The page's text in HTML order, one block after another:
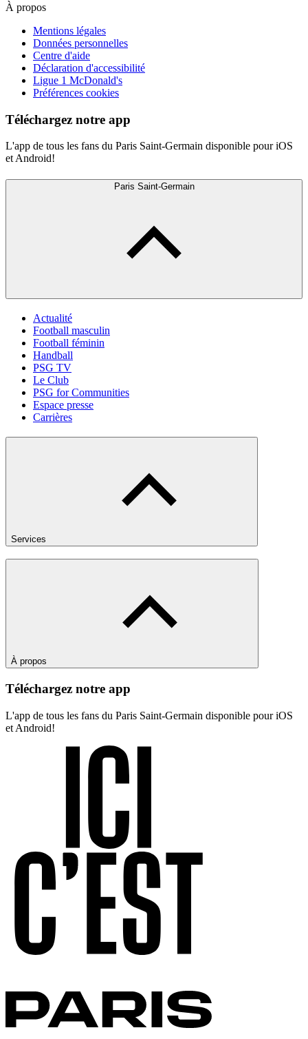
À propos
Mentions légales
Données personnelles
Centre d'aide
Déclaration d'accessibilité
Ligue 1 McDonald's
Préférences cookies
Téléchargez notre app
L'app de tous les fans du Paris Saint-Germain disponible pour iOS
et Android!
Paris Saint-Germain
Actualité
Football masculin
Football féminin
Handball
PSG TV
Le Club
PSG for Communities
Espace presse
Carrières
Services
À propos
Téléchargez notre app
L'app de tous les fans du Paris Saint-Germain disponible pour iOS
et Android!